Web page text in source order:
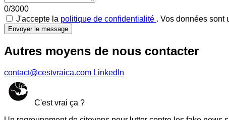
0/3000
J'accepte la politique de confidentialité . Vos données sont
Envoyer le message
Autres moyens de nous contacter
contact@cestvraica.com LinkedIn
C'est vrai ça ?